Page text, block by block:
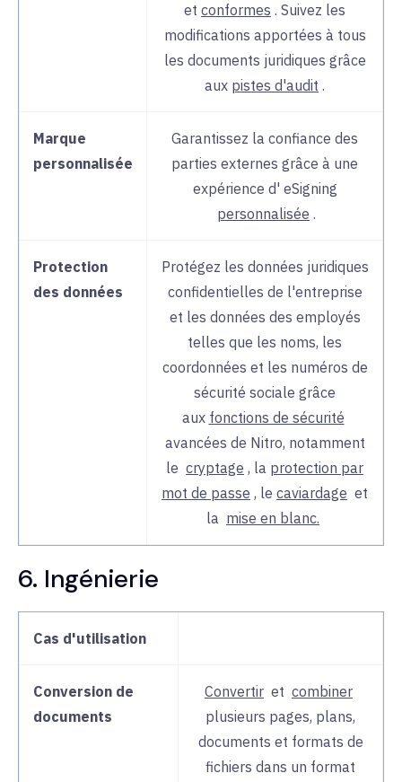
d'assistance.
et conformes . Suivez les
modifications apportées à tous
les documents juridiques grâce
aux pistes d'audit .
Marque
personnalisée
Garantissez la confiance des
parties externes grâce à une
expérience d' eSigning
personnalisée .
Protection
des données
Protégez les données juridiques
confidentielles de l'entreprise
et les données des employés
telles que les noms, les
coordonnées et les numéros de
sécurité sociale grâce
aux fonctions de sécurité
avancées de Nitro, notamment
le cryptage , la protection par
mot de passe , le caviardage et
la mise en blanc.
6. Ingénierie
Cas d'utilisation
Conversion de
documents
Convertir et combiner
plusieurs pages, plans,
documents et formats de
fichiers dans un format